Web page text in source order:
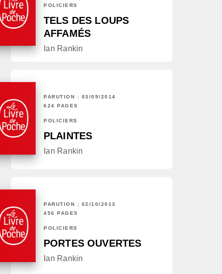
POLICIERS
TELS DES LOUPS
AFFAMÉS
Ian Rankin
PARUTION : 03/09/2014
624 PAGES
POLICIERS
PLAINTES
Ian Rankin
PARUTION : 02/10/2013
456 PAGES
POLICIERS
PORTES OUVERTES
Ian Rankin